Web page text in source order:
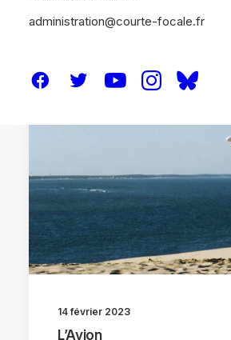
administration@courte-focale.fr
14 février 2023
L’Avion